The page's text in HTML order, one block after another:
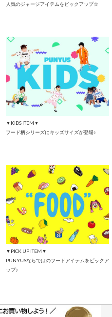
人気のジャージアイテムをピックアップ☆
▼KIDS ITEM▼
フード柄シリーズにキッズサイズが登場♪
▼PICK UP ITEM▼
PUNYUSならではのフードアイテムをピックア
ップ♪